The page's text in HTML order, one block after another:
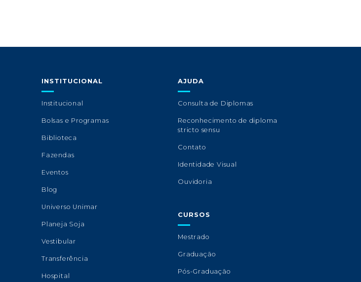
INSTITUCIONAL
Institucional
Bolsas e Programas
Biblioteca
Fazendas
Eventos
Blog
Universo Unimar
Planeja Soja
Vestibular
Transferência
Hospital
AJUDA
Consulta de Diplomas
Reconhecimento de diploma
stricto sensu
Contato
Identidade Visual
Ouvidoria
CURSOS
Mestrado
Graduação
Pós-Graduação